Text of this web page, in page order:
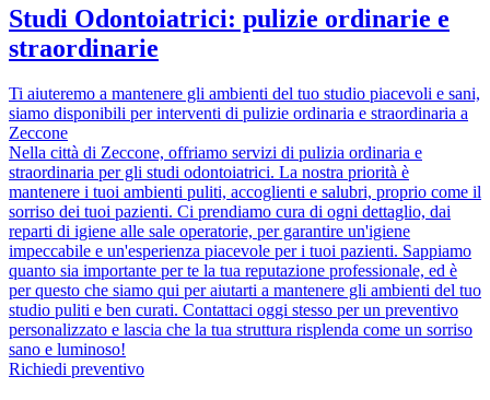
Studi Odontoiatrici: pulizie ordinarie e
straordinarie
Ti aiuteremo a mantenere gli ambienti del tuo studio piacevoli e sani,
siamo disponibili per interventi di pulizie ordinaria e straordinaria a
Zeccone
Nella città di Zeccone, offriamo servizi di pulizia ordinaria e
straordinaria per gli studi odontoiatrici. La nostra priorità è
mantenere i tuoi ambienti puliti, accoglienti e salubri, proprio come il
sorriso dei tuoi pazienti. Ci prendiamo cura di ogni dettaglio, dai
reparti di igiene alle sale operatorie, per garantire un'igiene
impeccabile e un'esperienza piacevole per i tuoi pazienti. Sappiamo
quanto sia importante per te la tua reputazione professionale, ed è
per questo che siamo qui per aiutarti a mantenere gli ambienti del tuo
studio puliti e ben curati. Contattaci oggi stesso per un preventivo
personalizzato e lascia che la tua struttura risplenda come un sorriso
sano e luminoso!
Richiedi preventivo